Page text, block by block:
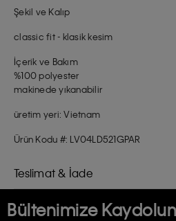
Şekil ve Kalıp
classic fit - klasik kesim
İçerik ve Bakım
%100 polyester
makinede yıkanabilir
üretim yeri: Vietnam
Ürün Kodu #: LV04LD521GPAR
Teslimat & İade
Bültenimize Kaydolun